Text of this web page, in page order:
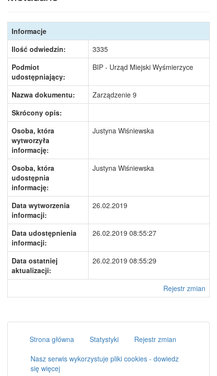
Informacje
Ilość odwiedzin:
3335
Podmiot
udostępniający:
BIP - Urząd Miejski Wyśmierzyce
Nazwa dokumentu:
Zarządzenie 9
Skrócony opis:
Osoba, która
wytworzyła
informację:
Justyna Wiśniewska
Osoba, która
udostępnia
informację:
Justyna Wiśniewska
Data wytworzenia
informacji:
26.02.2019
Data udostępnienia
informacji:
26.02.2019 08:55:27
Data ostatniej
aktualizacji:
26.02.2019 08:55:29
Rejestr zmian
Strona główna Statystyki
Rejestr zmian
Nasz serwis wykorzystuje pliki cookies - dowiedz
się więcej